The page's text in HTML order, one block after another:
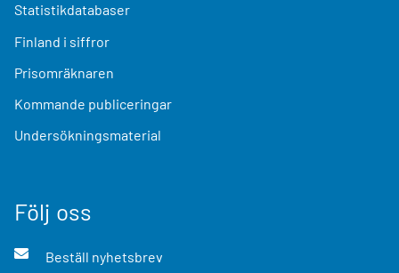
Statistikdatabaser
Finland i siffror
Prisomräknaren
Kommande publiceringar
Undersökningsmaterial
Följ oss
Beställ nyhetsbrev